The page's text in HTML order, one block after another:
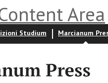
Area
Studium Marcianum